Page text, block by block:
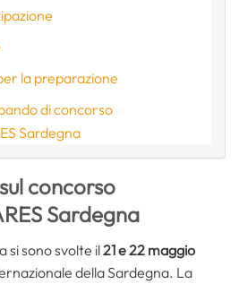
la preparazione
di concorso
Sardegna
concorso
Sardegna
si sono svolte il21 e 22 maggio
della Sardegna. La